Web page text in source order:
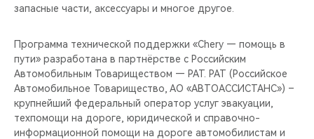
запасные части, аксессуары и многое другое.
Программа технической поддержки «Chery — помощь в
пути» разработана в партнёрстве с Российским
Автомобильным Товариществом — РАТ. РАТ (Российское
Автомобильное Товарищество, АО «АВТОАССИСТАНС») –
крупнейший федеральный оператор услуг эвакуации,
техпомощи на дороге, юридической и справочно-
информационной помощи на дороге автомобилистам и